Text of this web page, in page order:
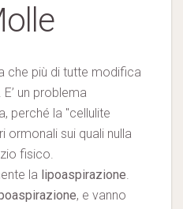
che più di tutte modifica
un problema
perché la "cellulite
ormonali sui quali nulla
fisico.
la lipoaspirazione.
, e vanno